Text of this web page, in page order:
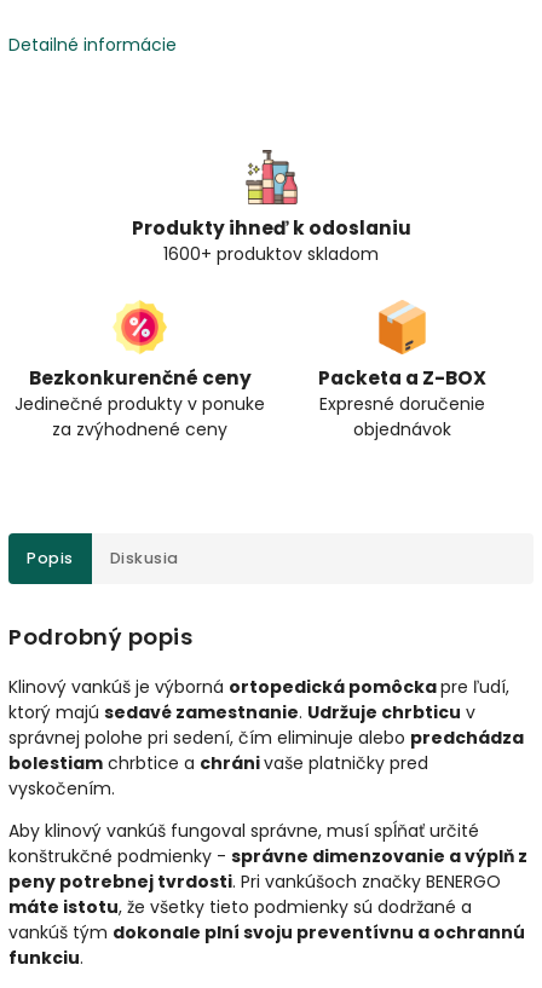
Detailné informácie
Produkty ihneď k odoslaniu
1600+ produktov skladom
Bezkonkurenčné ceny
Jedinečné produkty v ponuke
za zvýhodnené ceny
Packeta a Z-BOX
Expresné doručenie
objednávok
Popis Diskusia
Podrobný popis
Klinový vankúš je výborná ortopedická pomôckapre ľudí,
ktorý majú sedavé zamestnanie. Udržuje chrbticu v
správnej polohe pri sedení, čím eliminuje alebo predchádza
bolestiam chrbtice a chránivaše platničky pred
vyskočením.
Aby klinový vankúš fungoval správne, musí spĺňať určité
konštrukčné podmienky - správne dimenzovanie a výplň z
peny potrebnej tvrdosti. Pri vankúšoch značky BENERGO
máte istotu, že všetky tieto podmienky sú dodržané a
vankúš tým dokonale plní svoju preventívnu a ochrannú
funkciu.